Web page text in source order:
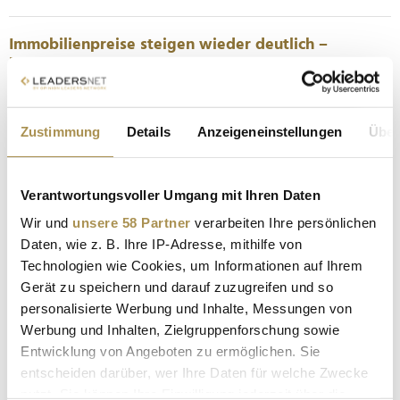
Zustimmung Details Anzeigeneinstellungen
Verantwortungsvoller Umgang mit Ihren Daten
Wir und unsere 58 Partner verarbeiten Ihre persönlichen
Daten, wie z. B. Ihre IP-Adresse, mithilfe von
Technologien wie Cookies, um Informationen auf Ihrem
Gerät zu speichern und darauf zuzugreifen und so
personalisierte Werbung und Inhalte, Messungen von
Werbung und Inhalten, Zielgruppenforschung sowie
Entwicklung von Angeboten zu ermöglichen. Sie
entscheiden darüber, wer Ihre Daten für welche Zwecke
Immobilienpreise steigen wieder deutlich –
besonders in diesen Städten
NEWS | 13.05.2025
Nach Jahren der Flaute zieht der Markt wieder an: Im ersten
deutscher Pfandbriefbanken (VDP), der Transaktionen von
mehr als...
Engel & Völkers: Ermittlungen gegen die
Geschäftsführung eingestellt
NEWS | 01.04.2025
Es ist die erste handfeste Entwicklung im Fall um Engel &